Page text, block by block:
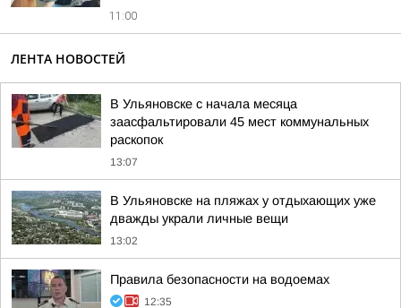
11:00
ЛЕНТА НОВОСТЕЙ
В Ульяновске с начала месяца
заасфальтировали 45 мест коммунальных
раскопок
13:07
В Ульяновске на пляжах у отдыхающих уже
дважды украли личные вещи
13:02
Правила безопасности на водоемах
12:35